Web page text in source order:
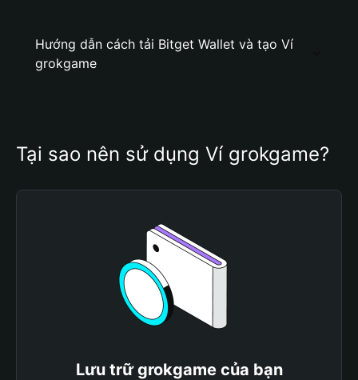
Hướng dẫn cách tải Bitget Wallet và tạo Ví
grokgame
Tại sao nên sử dụng Ví grokgame?
Lưu trữ grokgame của bạn